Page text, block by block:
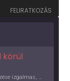
FELIRATKOZÁS
körül
Az UNICEF Magyarország jótékonysági kezdeményezése izgalmas, egész éves világkörüli ízutazásra hív, igazi családi program és gasztroedukáció, illetve segítség a rászorulóknak is egyben.